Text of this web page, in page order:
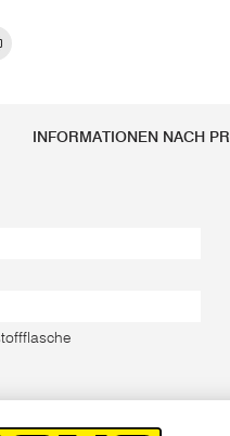
INFORMATIONEN NACH